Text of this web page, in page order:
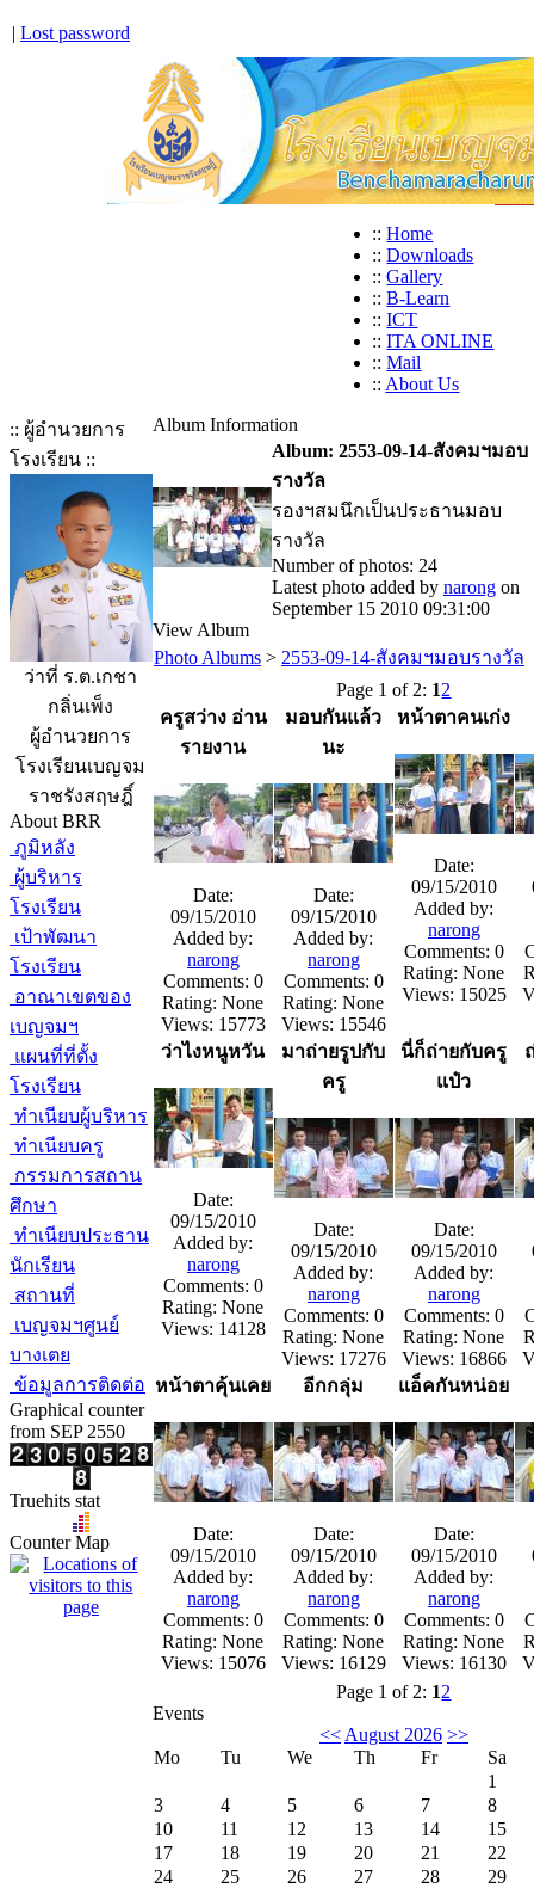
| Lost password
:: Home
:: Downloads
:: Gallery
:: B-Learn
:: ICT
:: ITA ONLINE
:: Mail
:: About Us
:: ผู้อำนวยการ
โรงเรียน ::
ว่าที่ ร.ต.เกชา
กลิ่นเพ็ง
ผู้อำนวยการ
โรงเรียนเบญจม
ราชรังสฤษฎิ์
About BRR
ภูมิหลัง
ผู้บริหาร
โรงเรียน
เป้าพัฒนา
โรงเรียน
อาณาเขตของ
เบญจมฯ
แผนที่ที่ตั้ง
โรงเรียน
ทำเนียบผู้บริหาร
ทำเนียบครู
กรรมการสถาน
ศึกษา
ทำเนียบประธาน
นักเรียน
สถานที่
เบญจมฯศูนย์
บางเตย
ข้อมูลการติดต่อ
Graphical counter
from SEP 2550
Truehits stat
Counter Map
Album Information
Album: 2553-09-14-สังคมฯมอบ
รางวัล
รองฯสมนึกเป็นประธานมอบ
รางวัล
Number of photos: 24
Latest photo added by narong on
September 15 2010 09:31:00
View Album
Photo Albums > 2553-09-14-สังคมฯมอบรางวัล
Page 1 of 2: 12
ครูสว่าง อ่าน
รายงาน
Date:
09/15/2010
Added by:
narong
Comments: 0
Rating: None
Views: 15773
มอบกันแล้ว
นะ
Date:
09/15/2010
Added by:
narong
Comments: 0
Rating: None
Views: 15546
หน้าตาคนเก่ง
Date:
09/15/2010
Added by:
narong
Comments: 0
Rating: None
Views: 15025
ว่าไงหนูหวัน
Date:
09/15/2010
Added by:
narong
Comments: 0
Rating: None
Views: 14128
มาถ่ายรูปกับ
ครู
Date:
09/15/2010
Added by:
narong
Comments: 0
Rating: None
Views: 17276
นี่ก็ถ่ายกับครู
แป๋ว
Date:
09/15/2010
Added by:
narong
Comments: 0
Rating: None
Views: 16866
หน้าตาคุ้นเคย
Date:
09/15/2010
Added by:
narong
Comments: 0
Rating: None
Views: 15076
อีกกลุ่ม
Date:
09/15/2010
Added by:
narong
Comments: 0
Rating: None
Views: 16129
แอ็คกันหน่อย
Date:
09/15/2010
Added by:
narong
Comments: 0
Rating: None
Views: 16130
Page 1 of 2: 12
Events
<< August 2026 >>
Mo
Tu We Th Fr
Sa
1
3
4 5 6 7
8
10
11 12 13 14
15
17
18 19 20 21
22
24
25 26 27 28
29